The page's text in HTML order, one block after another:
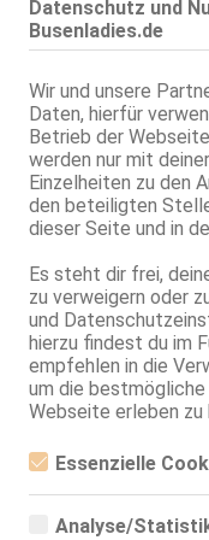
Datenschutz und
Busenladies.de
Wir und unsere
Daten, hierfür
Betrieb der
werden nur mit
Einzelheiten zu den
den beteiligten
dieser Seite und in
Es steht dir frei,
zu verweigern oder
und
hierzu findest du im
empfehlen in die
um die
Webseite erleben zu
Essenzielle
Essenzielle Cookies
ermöglicht werden.
Analyse/
Gina
Kassel
70G, KF
LIVE
Nur gute
26
HD-Cam,
Kassel
Mary
Kassel